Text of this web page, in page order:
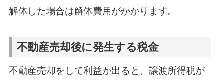
解体した場合は解体費用がかかります。
不動産売却後に発生する税金
不動産売却をして利益が出ると、譲渡所得税が